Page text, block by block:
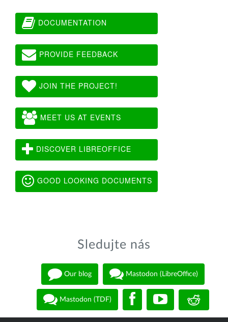
DOCUMENTATION
PROVIDE FEEDBACK
JOIN THE PROJECT!
MEET US AT EVENTS
DISCOVER LIBREOFFICE
GOOD LOOKING DOCUMENTS
Sledujte nás
Our blog Mastodon (LibreOffice)
Mastodon (TDF)